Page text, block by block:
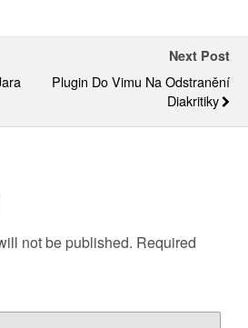
Next Post
Plugin Do Vimu Na Odstranění
Diakritiky
not be published. Required